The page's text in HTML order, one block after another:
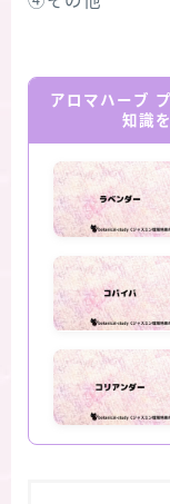
アロマハーブ
知識